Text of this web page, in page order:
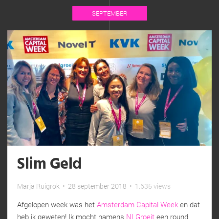
SEPTEMBER
Slim Geld
Marja Ruigrok • 28 september 2018 • 1.635 views
Afgelopen week was het Amsterdam Capital Week en dat
heb ik geweten! Ik mocht namens NLGroeit een round